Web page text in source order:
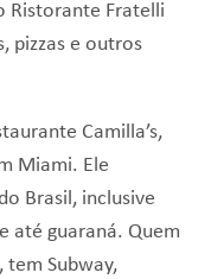
Ristorante Fratelli
pizzas e outros
Camilla’s,
Miami. Ele
Brasil, inclusive
até guaraná. Quem
Subway,